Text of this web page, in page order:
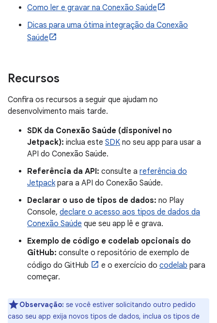
Como ler e gravar na Conexão Saúde
Dicas para uma ótima integração da Conexão
Saúde
Recursos
Confira os recursos a seguir que ajudam no
desenvolvimento mais tarde.
SDK da Conexão Saúde (disponível no
Jetpack): inclua este SDK no seu app para usar a
API do Conexão Saúde.
Referência da API: consulte a referência do
Jetpackpara a API do Conexão Saúde.
Declarar o uso de tipos de dados: no Play
Console, declare o acesso aos tipos de dados da
Conexão Saúde que seu app lê e grava.
Exemplo de código e codelab opcionais do
GitHub: consulte o repositório de exemplo de
código do GitHub
e o exercício do codelab para
começar.
Observação: se você estiver solicitando outro pedido
caso seu app exija novos tipos de dados, inclua os tipos de